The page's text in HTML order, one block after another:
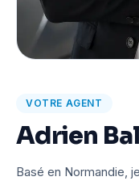
VOTRE AGENT
Adrien
Basé en Normandie,